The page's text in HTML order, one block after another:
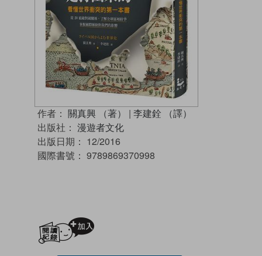
作者： 關真興 （著） | 李建銓 （譯）
出版社： 漫遊者文化
出版日期： 12/2016
國際書號： 9789869370998